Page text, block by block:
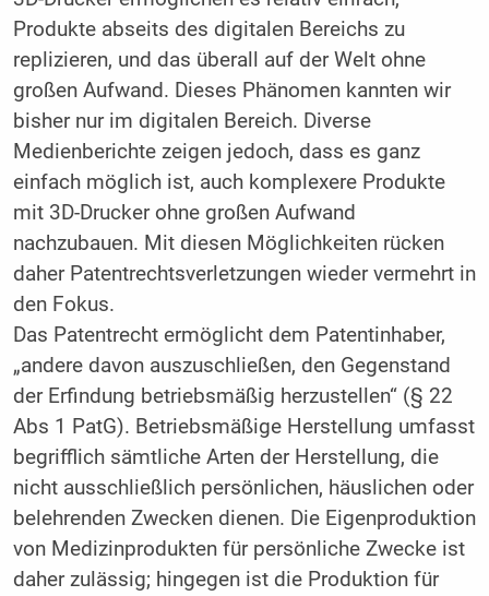
Produkte abseits des digitalen Bereichs zu
replizieren, und das überall auf der Welt ohne
großen Aufwand. Dieses Phänomen kannten wir
bisher nur im digitalen Bereich. Diverse
Medienberichte zeigen jedoch, dass es ganz
einfach möglich ist, auch komplexere Produkte
mit 3D-Drucker ohne großen Aufwand
nachzubauen. Mit diesen Möglichkeiten rücken
daher Patentrechtsverletzungen wieder vermehrt in
den Fokus.
Das Patentrecht ermöglicht dem Patentinhaber,
„andere davon auszuschließen, den Gegenstand
der Erfindung betriebsmäßig herzustellen“ (§ 22
Abs 1 PatG). Betriebsmäßige Herstellung umfasst
begrifflich sämtliche Arten der Herstellung, die
nicht ausschließlich persönlichen, häuslichen oder
belehrenden Zwecken dienen. Die Eigenproduktion
von Medizinprodukten für persönliche Zwecke ist
daher zulässig; hingegen ist die Produktion für